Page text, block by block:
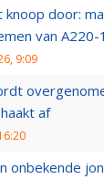
knoop door:
van
9:09
af
onbekende